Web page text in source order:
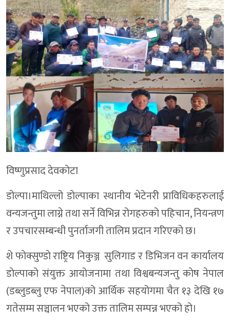
विष्णुप्रसाद देवकोटा
डोल्पा।माथिल्लो डोल्पाका स्थानीय भेटेनरी प्राविधिकहरुलाई
वन्यजन्तुमा लाग्ने तथा सर्ने विभिन्न रोगहरुको पहिचान, नियन्त्रण
र उपचारसम्बन्धी पुनर्ताजगी तालिम प्रदान गरिएको छ।
शे फाेक्सुण्डाे राष्ट्रिय निकुञ्ज सुलिगाड र डिभिजन वन कार्यालय
डाेल्पाको संयुक्त आयोजनामा तथा विश्वबन्यजन्तु काेष नेपाल
(डब्लुडब्लु एफ नेपाल)को आर्थिक सहयोगमा चैत १३ देखि १७
गतेसम्म सञ्चालन भएको उक्त तालिम सम्पन्न भएको हो।